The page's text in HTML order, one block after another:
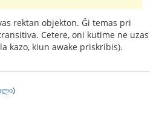
rektan objekton. Ĝi temas pri
Cetere, oni kutime ne uzas
kazo, kiun awake priskribis).
)